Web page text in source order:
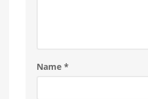
Name *